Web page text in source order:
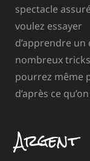
spectacle
voulez essayer
d’apprendre un
nombreux
pourrez même
d’après ce
Argent